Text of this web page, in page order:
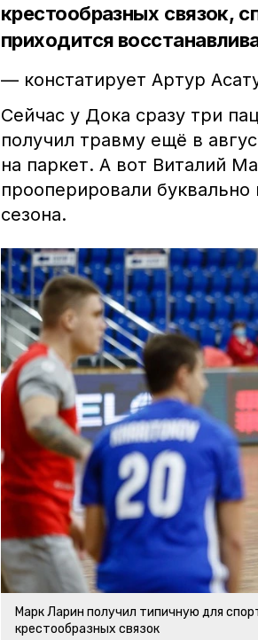
крестообразных связок,
приходится
— констатирует Артур
Сейчас у Дока сразу три
получил травму ещё в
на паркет. А вот Виталий
прооперировали
сезона.
Марк Ларин получил типичную для
крестообразных связок